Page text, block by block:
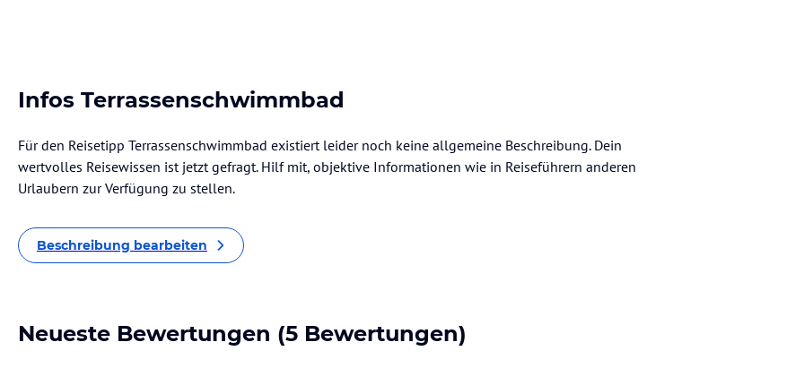
Infos Terrassenschwimmbad
Für den Reisetipp Terrassenschwimmbad existiert leider noch keine allgemeine Beschreibung. Dein
wertvolles Reisewissen ist jetzt gefragt. Hilf mit, objektive Informationen wie in Reiseführern anderen
Urlaubern zur Verfügung zu stellen.
Beschreibung bearbeiten
Neueste Bewertungen (5 Bewertungen)